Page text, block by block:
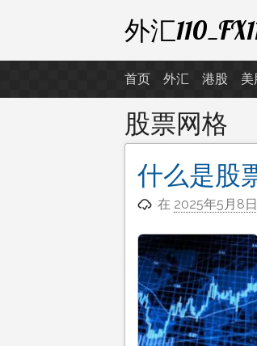
跳
至
内
容
外汇
首页 外汇 港股 美
股票网格
什么是股
在 2025年5月8日